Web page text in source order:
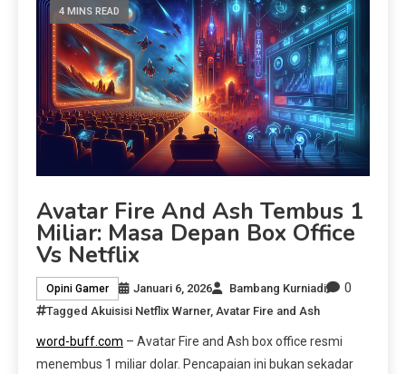
4 MINS READ
Avatar Fire And Ash Tembus 1
Miliar: Masa Depan Box Office
Vs Netflix
Opini Gamer Januari 6, 2026 Bambang Kurniadi 0
Tagged Akuisisi Netflix Warner, Avatar Fire and Ash
word-buff.com – Avatar Fire and Ash box office resmi
menembus 1 miliar dolar. Pencapaian ini bukan sekadar